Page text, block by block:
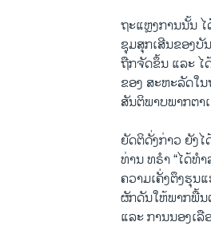
ຖະແຫຼງການນັ້ນ
ຊຸມສຸກເສີນຂອງບັ
ຖືກຈັດຂຶ້ນ ແລະ ໄ
ຂອງ ສະຫະລັດໃ
ສັນຕິພາບພາກຕາ
ຍັດຕິດັ່ງກ່າວ ຍັງ
ທ່ານ ທຣຳ “ໄດ້ທ
ຄວາມເຄັ່ງຕຶງຮຸນ
ຜັກດັນໃຫ້ພາກພື້ນ
ແລະ ການນອງເລື